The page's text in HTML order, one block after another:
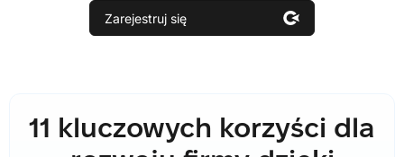
Zarejestruj się
11 kluczowych korzyści dla